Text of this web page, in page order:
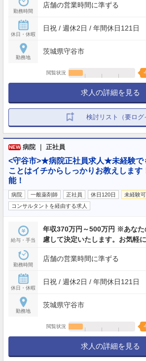
勤務時間
店舗の営業時間に準ずる
休日・休暇
日祝 / 週休2日 / 年間休日121日
勤務地
茨城県守谷市
閲覧状況
求人の詳細を見る
検討リスト（要ログ
NEW 病院 ｜ 正社員
<守谷市>★病院正社員求人★未経験で
ことはイチからしっかりお教えします
能！
病院 一般薬剤師 正社員 休日120日 未経験可
コンサルタントを経由する求人
給与・手当
年収370万円～500万円 ※あなた
慮して決定いたします。お気軽
勤務時間
店舗の営業時間に準ずる
休日・休暇
日祝 / 週休2日 / 年間休日121日
勤務地
茨城県守谷市
閲覧状況
求人の詳細を見る